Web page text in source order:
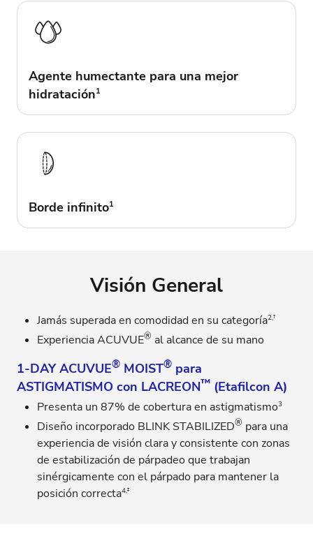
Agente humectante para una mejor
hidratación1
Borde infinito1
Visión General
Jamás superada en comodidad en su categoría2,†
Experiencia ACUVUE® al alcance de su mano
1-DAY ACUVUE® MOIST® para
ASTIGMATISMO con LACREON™ (Etafilcon A)
Presenta un 87% de cobertura en astigmatismo3
Diseño incorporado BLINK STABILIZED® para una
experiencia de visión clara y consistente con zonas
de estabilización de párpadeo que trabajan
sinérgicamente con el párpado para mantener la
posición correcta4,‡